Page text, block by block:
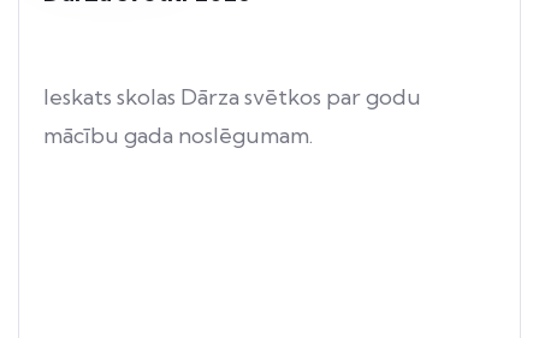
Ieskats skolas Dārza svētkos par godu
mācību gada noslēgumam.